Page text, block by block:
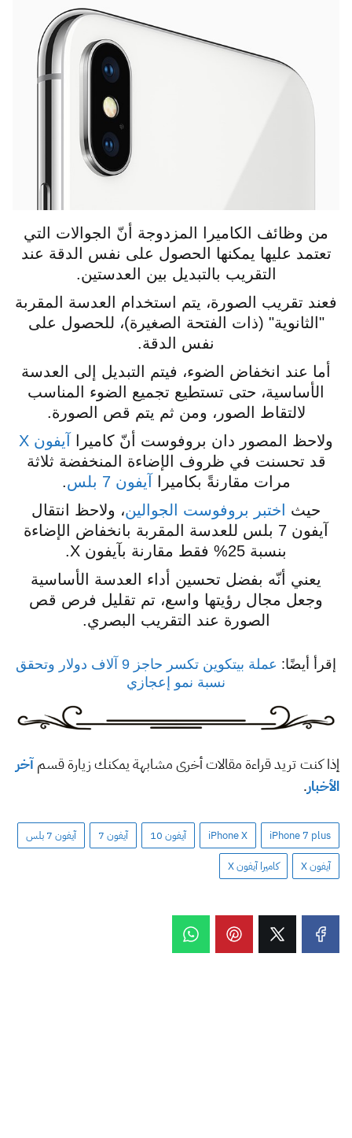
من وظائف الكاميرا المزدوجة أنّ الجوالات التي
تعتمد عليها يمكنها الحصول على نفس الدقة عند
التقريب بالتبديل بين العدستين.
فعند تقريب الصورة، يتم استخدام العدسة المقربة
"الثانوية" (ذات الفتحة الصغيرة)، للحصول على
نفس الدقة.
أما عند انخفاض الضوء، فيتم التبديل إلى العدسة
الأساسية، حتى تستطيع تجميع الضوء المناسب
لالتقاط الصور، ومن ثم يتم قص الصورة.
ولاحظ المصور دان بروفوست أنّ كاميرا آيفون X
قد تحسنت في ظروف الإضاءة المنخفضة ثلاثة
مرات مقارنةً بكاميرا آيفون 7 بلس
.
حيث اختبر بروفوست الجوالين، ولاحظ انتقال
آيفون 7 بلس للعدسة المقربة بانخفاض الإضاءة
بنسبة 25% فقط مقارنة بآيفون X.
يعني أنّه بفضل تحسين أداء العدسة الأساسية
وجعل مجال رؤيتها واسع، تم تقليل فرص قص
الصورة عند التقريب البصري.
إقرأ أيضًا:
عملة بيتكوين تكسر حاجز 9 آلاف دولار وتحقق
نسبة نمو إعجازي
إذا كنت تريد قراءة مقالات أخرى مشابهة يمكنك زيارة قسمآخر
الأخبار.
iPhone 7 plus
iPhone X آيفون 10 آيفون 7 آيفون 7 بلس
آيفون X كاميرا آيفون X